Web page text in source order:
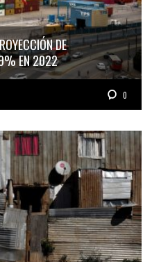
DE
EN 2022
0